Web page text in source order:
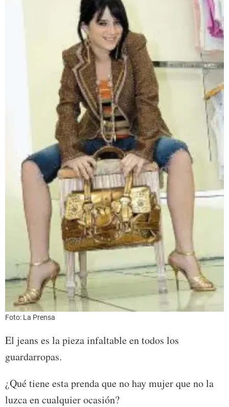
Foto: La Prensa
El jeans es la pieza infaltable en todos los
guardarropas.
¿Qué tiene esta prenda que no hay mujer que no la
luzca en cualquier ocasión?